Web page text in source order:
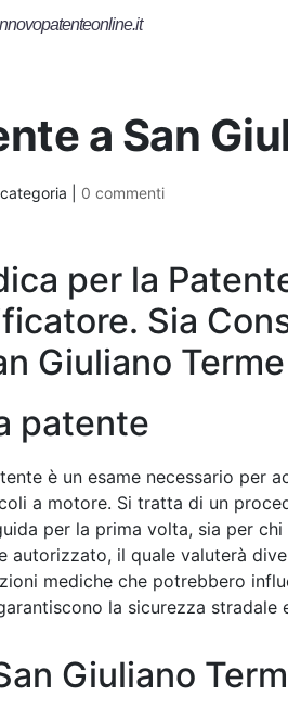
a San
| 0 commenti
per la
Sia
Giuliano Terme
patente
è un esame necessario per
a motore. Si tratta di un
per la prima volta, sia per
autorizzato, il quale valuterà
mediche che potrebbero
la sicurezza
Giuliano